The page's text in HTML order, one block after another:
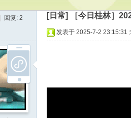
回复: 2 [日常] ［今日桂林］
发表于 2025-7-2 23:15:31